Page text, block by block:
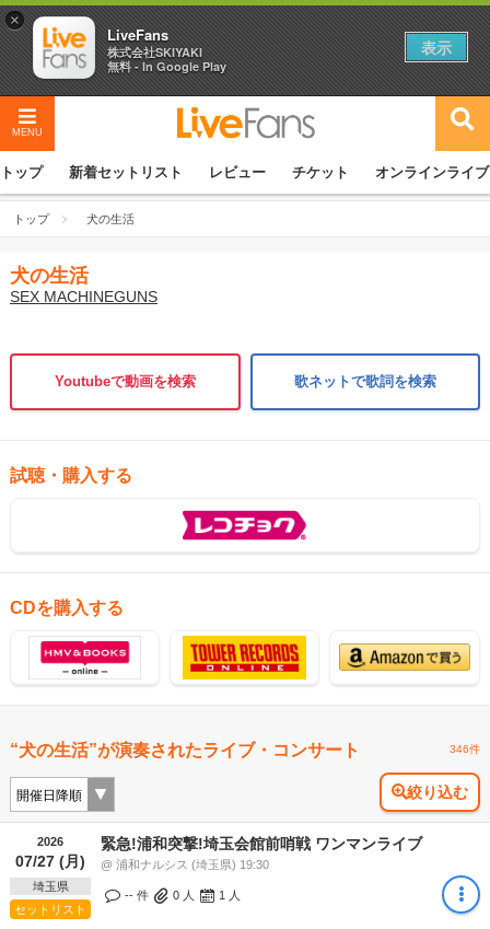
MENU
トップ 新着セットリスト レビュー チケット オンラインライブ
トップ 犬の生活
犬の生活
SEX MACHINEGUNS
Youtubeで動画を検索 歌ネットで歌詞を検索
試聴・購入する
CDを購入する
“犬の生活”が演奏されたライブ・コンサート 346件
絞り込む
2026
07/27 (月)
埼玉県
セットリスト
緊急!浦和突撃!埼玉会館前哨戦 ワンマンライブ
@ 浦和ナルシス (埼玉県) 19:30
-- 件 0 人 1 人
×
LiveFans
株式会社SKIYAKI
無料 - In Google Play
表示